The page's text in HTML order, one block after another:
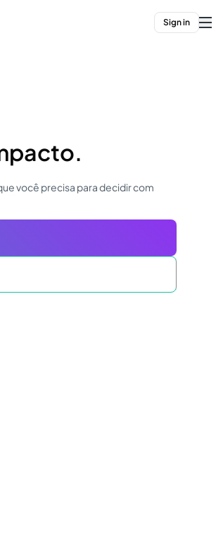
Sign in
você precisa para decidir com